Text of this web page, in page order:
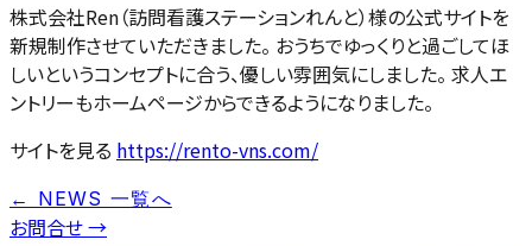
株式会社Ren（訪問看護ステーションれんと）様の公式サイトを
新規制作させていただきました。 おうちでゆっくりと過ごしてほ
しいというコンセプトに合う、優しい雰囲気にしました。 求人エ
ントリーもホームページからできるようになりました。
サイトを見る https://rento-vns.com/
← NEWS 一覧へ
お問合せ→